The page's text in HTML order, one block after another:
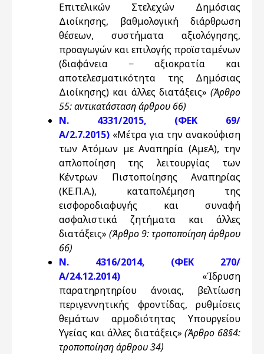
Επιτελικών Στελεχών Δημόσιας
Διοίκησης, βαθμολογική διάρθρωση
θέσεων, συστήματα αξιολόγησης,
προαγωγών και επιλογής προϊσταμένων
(διαφάνεια − αξιοκρατία και
αποτελεσματικότητα της Δημόσιας
Διοίκησης) και άλλες διατάξεις» (Άρθρο
55: αντικατάσταση άρθρου 66)
Ν. 4331/2015, (ΦΕΚ 69/
Α/2.7.2015) «Μέτρα για την ανακούφιση
των Ατόμων με Αναπηρία (ΑμεΑ), την
απλοποίηση της λειτουργίας των
Κέντρων Πιστοποίησης Αναπηρίας
(ΚΕ.Π.Α.), καταπολέμηση της
εισφοροδιαφυγής και συναφή
ασφαλιστικά ζητήματα και άλλες
διατάξεις» (Άρθρο 9: τροποποίηση άρθρου
66)
Ν. 4316/2014, (ΦΕΚ 270/
Α/24.12.2014) «Ίδρυση
παρατηρητηρίου άνοιας, βελτίωση
περιγεννητικής φροντίδας, ρυθμίσεις
θεμάτων αρμοδιότητας Υπουργείου
Υγείας και άλλες διατάξεις»(Άρθρο 68§4:
τροποποίηση άρθρου 34)